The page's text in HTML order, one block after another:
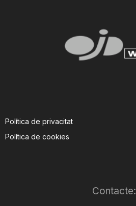
Política de privacitat
Política de cookies
Contacte: